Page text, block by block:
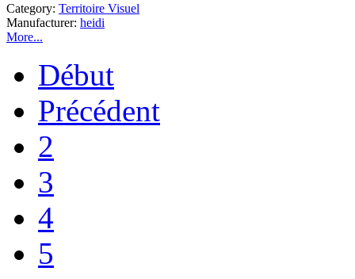
Category: Territoire Visuel
Manufacturer: heidi
More...
Début
Précédent
2
3
4
5